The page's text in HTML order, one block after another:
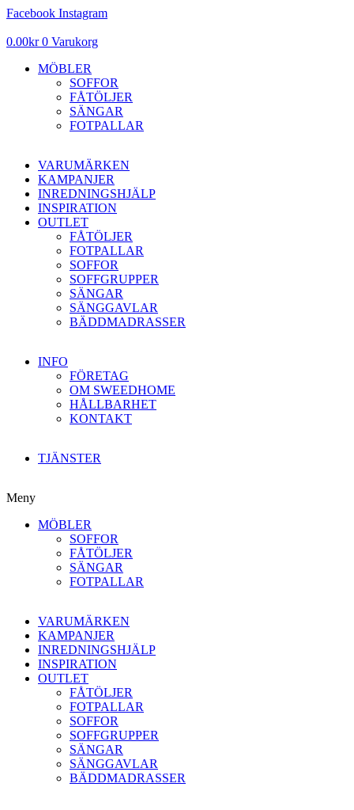
Hoppa
innehåll
Facebook Instagram
0.00kr 0 Varukorg
MÖBLER
SOFFOR
FÅTÖLJER
SÄNGAR
FOTPALLAR
VARUMÄRKEN
KAMPANJER
INREDNINGSHJÄLP
INSPIRATION
OUTLET
FÅTÖLJER
FOTPALLAR
SOFFOR
SOFFGRUPPER
SÄNGAR
SÄNGGAVLAR
BÄDDMADRASSER
INFO
FÖRETAG
OM SWEEDHOME
HÅLLBARHET
KONTAKT
TJÄNSTER
Meny
MÖBLER
SOFFOR
FÅTÖLJER
SÄNGAR
FOTPALLAR
VARUMÄRKEN
KAMPANJER
INREDNINGSHJÄLP
INSPIRATION
OUTLET
FÅTÖLJER
FOTPALLAR
SOFFOR
SOFFGRUPPER
SÄNGAR
SÄNGGAVLAR
BÄDDMADRASSER